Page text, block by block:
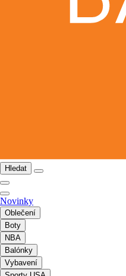
Hledat
Novinky
Oblečení
Boty
NBA
Balónky
Vybavení